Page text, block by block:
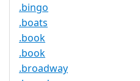
.bingo
.boats
.book
.book
.broadway